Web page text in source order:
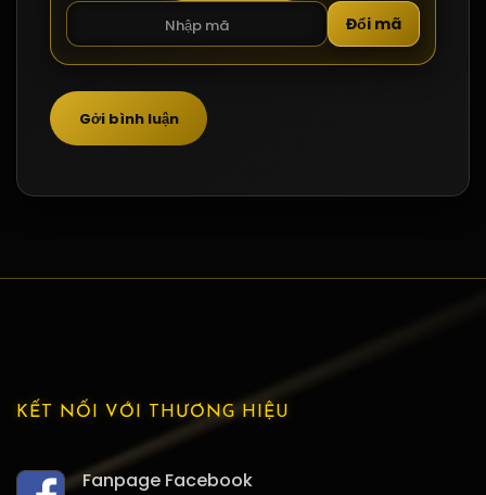
Đổi mã
KẾT NỐI VỚI THƯƠNG HIỆU
Fanpage Facebook